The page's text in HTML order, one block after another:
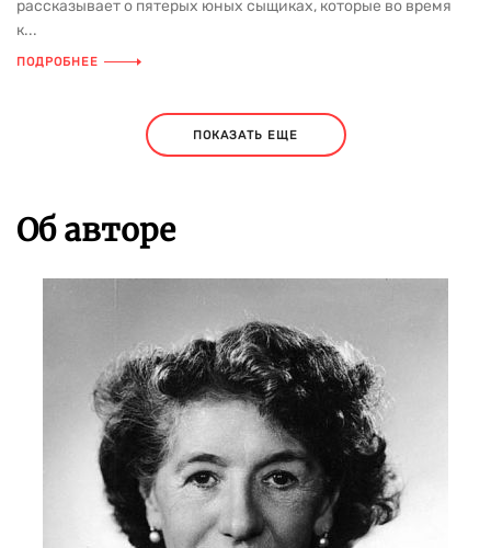
рассказывает о пятерых юных сыщиках, которые во время
к...
ПОДРОБНЕЕ
ПОКАЗАТЬ ЕЩЕ
Об авторе